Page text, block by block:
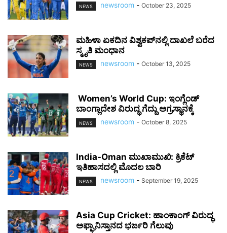
NEWS newsroom - October 23, 2025
ಮಹಿಳಾ ಏಕದಿನ ವಿಶ್ವಕಪ್‌ನಲ್ಲಿ ದಾಖಲೆ ಬರೆದ
ಸ್ಮೃತಿ ಮಂಧಾನ
NEWS newsroom - October 13, 2025
Women’s World Cup: ಇಂಗ್ಲೆಂಡ್
ಬಾಂಗ್ಲಾದೇಶ ವಿರುದ್ಧ ಗೆದ್ದು ಅಗ್ರಸ್ಥಾನಕ್ಕೆ
NEWS newsroom - October 8, 2025
India-Oman ಮುಖಾಮುಖಿ: ಕ್ರಿಕೆಟ್
ಇತಿಹಾಸದಲ್ಲಿ ಮೊದಲ ಬಾರಿ
NEWS newsroom - September 19, 2025
Asia Cup Cricket: ಹಾಂಕಾಂಗ್ ವಿರುದ್ಧ
ಅಫ್ಘಾನಿಸ್ತಾನದ ಭರ್ಜರಿ ಗೆಲುವು